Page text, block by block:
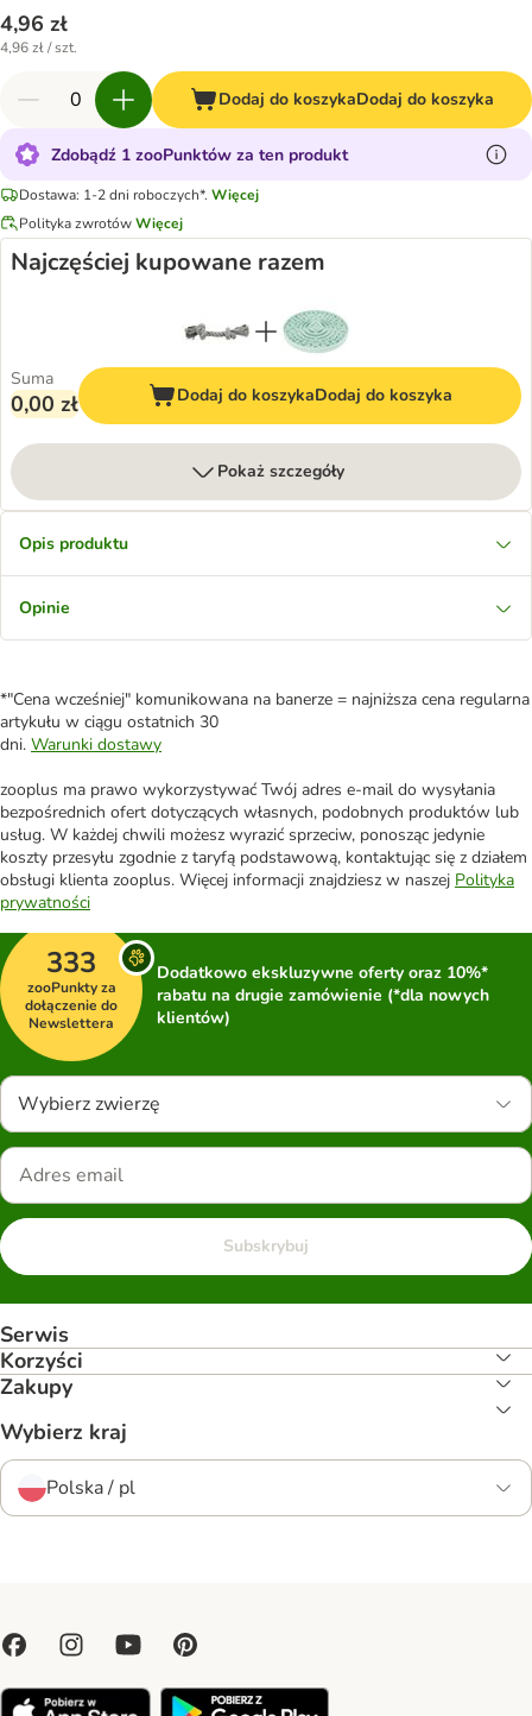
4,96 zł
4,96 zł / szt.
Dodaj do koszykaDodaj do koszyka
Zdobądź 1 zooPunktów za ten produkt
Dostawa: 1-2 dni roboczych*. Więcej
Polityka zwrotówWięcej
Najczęściej kupowane razem
Suma
0,00 zł Dodaj do koszykaDodaj do koszyka
Pokaż szczegóły
Opis produktu
Opinie
*"Cena wcześniej" komunikowana na banerze = najniższa cena regularna
artykułu w ciągu ostatnich 30
dni. Warunki dostawy
zooplus ma prawo wykorzystywać Twój adres e-mail do wysyłania
bezpośrednich ofert dotyczących własnych, podobnych produktów lub
usług. W każdej chwili możesz wyrazić sprzeciw, ponosząc jedynie
koszty przesyłu zgodnie z taryfą podstawową, kontaktując się z działem
obsługi klienta zooplus. Więcej informacji znajdziesz w naszej Polityka
prywatności
333
zooPunkty za
dołączenie do
Newslettera
Dodatkowo ekskluzywne oferty oraz 10%*
rabatu na drugie zamówienie (*dla nowych
klientów)
Wybierz zwierzę
Subskrybuj
Serwis
Korzyści
Zakupy
Wybierz kraj
Polska / pl